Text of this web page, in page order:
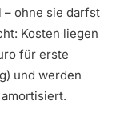
ohne sie darfst
Kosten liegen
für erste
und werden